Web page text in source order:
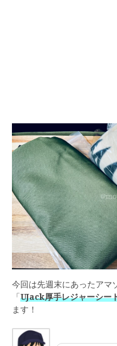
今回は先週末にあったアマ
「 UJack厚手レジャーシー
ます！